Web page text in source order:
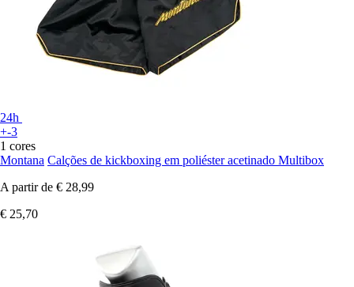
24h
+-3
1 cores
Montana Calções de kickboxing em poliéster acetinado Multibox
A partir de € 28,99
€ 25,70